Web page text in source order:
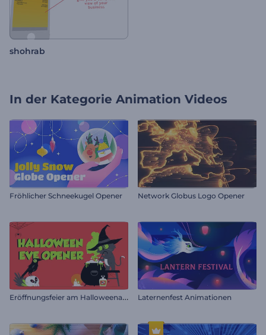
shohrab
In der Kategorie Animation Videos
Fröhlicher Schneekugel Opener Network Globus Logo Opener
E
röffnungsfeier am Halloweenabend Laternenfest Animationen